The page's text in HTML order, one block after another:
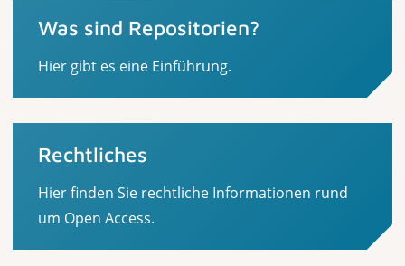
Was sind Repositorien?
Hier gibt es eine Einführung.
Rechtliches
Hier finden Sie rechtliche Informationen rund
um Open Access.